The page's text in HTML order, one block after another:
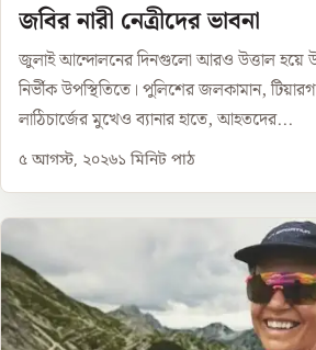
জবির নারী নেত্রীদের ভাবনা
জুলাই আন্দোলনের দিনগুলো আরও উত্তাল হয়ে
নির্ভীক উপস্থিতিতে। পুলিশের জলকামান,
লাঠিচার্জের মুখেও ব্যানার হাতে, আহতদের...
৫ আগস্ট, ২০২৬১ মিনিট পাঠ